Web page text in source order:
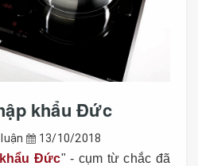
khẩu Đức
13/10/2018
Đức" - cụm từ chắc đã